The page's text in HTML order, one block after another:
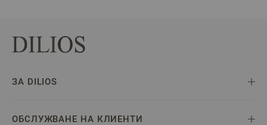
ЗА DILIOS
ОБСЛУЖВАНЕ НА КЛИЕНТИ